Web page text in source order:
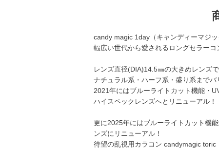
candy magic 1day（キャンディーマジ
幅広い世代から愛されるロングセラーコ
レンズ直径(DIA)14.5㎜の大きめレンズ
ナチュラル系・ハーフ系・盛り系までバ
2021年にはブルーライトカット機能・
ハイスペックレンズへとリニューアル！
更に2025年にはブルーライトカット機
ンズにリニューアル！
待望の乱視用カラコン candymagic